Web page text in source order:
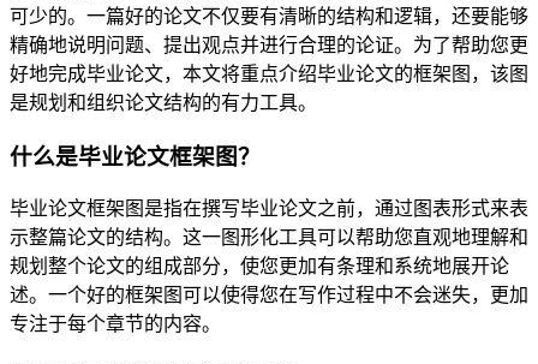
可少的。一篇好的论文不仅要有清晰的结构和逻辑，还要能够
精确地说明问题、提出观点并进行合理的论证。为了帮助您更
好地完成毕业论文，本文将重点介绍毕业论文的框架图，该图
是规划和组织论文结构的有力工具。
什么是毕业论文框架图？
毕业论文框架图是指在撰写毕业论文之前，通过图表形式来表
示整篇论文的结构。这一图形化工具可以帮助您直观地理解和
规划整个论文的组成部分，使您更加有条理和系统地展开论
述。一个好的框架图可以使得您在写作过程中不会迷失，更加
专注于每个章节的内容。